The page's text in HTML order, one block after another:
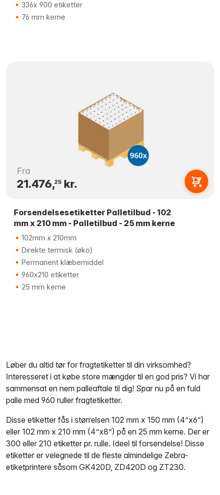
336x 900 etiketter
76 mm kerne
Fra
21.476,25kr.
Forsendelsesetiketter Palletilbud - 102
mm x 210 mm - Palletilbud - 25 mm kerne
102mm x 210mm
Direkte termisk (øko)
Permanent klæbemiddel
960x210 etiketter
25 mm kerne
Løber du altid tør for fragtetiketter til din virksomhed?
Interesseret i at købe store mængder til en god pris? Vi har
sammensat en nem palleaftale til dig! Spar nu på en fuld
palle med 960 ruller fragtetiketter.
Disse etiketter fås i størrelsen 102 mm x 150 mm (4”x6”)
eller 102 mm x 210 mm (4”x8”) på en 25 mm kerne. Der er
300 eller 210 etiketter pr. rulle. Ideel til forsendelse! Disse
etiketter er velegnede til de fleste almindelige Zebra-
etiketprintere såsom GK420D, ZD420D og ZT230.